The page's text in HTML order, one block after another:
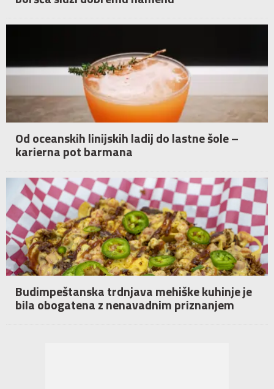
Od oceanskih linijskih ladij do lastne šole –
karierna pot barmana
Budimpeštanska trdnjava mehiške kuhinje je
bila obogatena z nenavadnim priznanjem